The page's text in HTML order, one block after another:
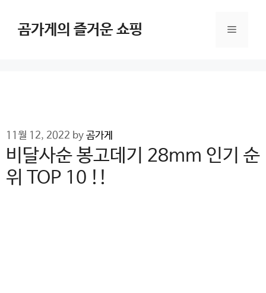
content곰가게의 즐거운 쇼핑 Menu
11월 12, 2022 by 곰가게
비달사순 봉고데기 28mm 인기 순
위 TOP 10 !!